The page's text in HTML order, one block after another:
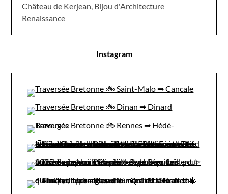
Château de Kerjean, Bijou d'Architecture
Renaissance
Instagram